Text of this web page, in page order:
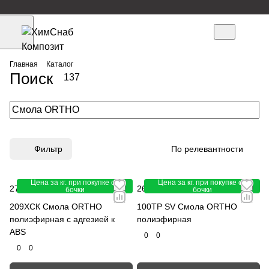
Главная Каталог
Поиск 137
Фильтр По релевантности
Цена за кг. при покупке от
бочки
274.50 руб. 305 руб. -10%
209ХСК Смола ORTHO
полиэфирная с адгезией к
ABS
0 0
Цена за кг. при покупке от
бочки
269.50 руб.
100TP SV Смола ORTHO
полиэфирная
0 0